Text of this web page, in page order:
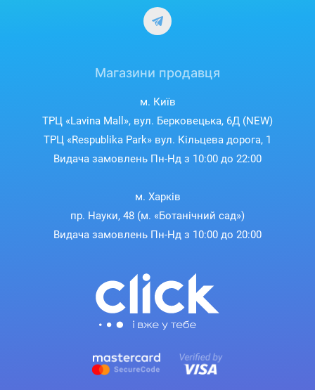
Магазини продавця
м. Київ
ТРЦ «Lavina Mall», вул. Берковецька, 6Д (NEW)
ТРЦ «Respublika Park» вул. Кільцева дорога, 1
Видача замовлень Пн-Нд з 10:00 до 22:00
м. Харків
пр. Науки, 48 (м. «Ботанічний сад»)
Видача замовлень Пн-Нд з 10:00 до 20:00